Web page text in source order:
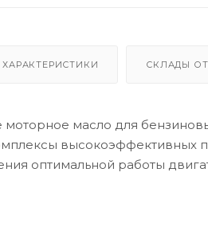
ХАРАКТЕРИСТИКИ СКЛАДЫ
моторное масло для
высокоэффективных
оптимальной работы